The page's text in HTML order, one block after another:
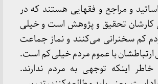
و مراجع و فقهایی هستند که در
کارشان تحقیق و پژوهش است و خیلی
کم سخنرانی می‌کنند و نماز جماعت
ارتباطشان با عموم مردم خیلی کم است.
اینکه توجهی به مردم ندارند.